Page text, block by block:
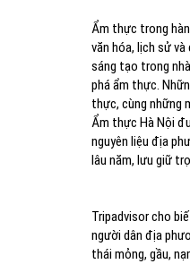
Ẩm thực trong
văn hóa, lịch sử
sáng tạo trong
phá ẩm thực.
thực, cùng những
Ẩm thực Hà Nội
nguyên liệu địa
lâu năm, lưu giữ
Tripadvisor cho
người dân địa
thái mỏng, gầu,